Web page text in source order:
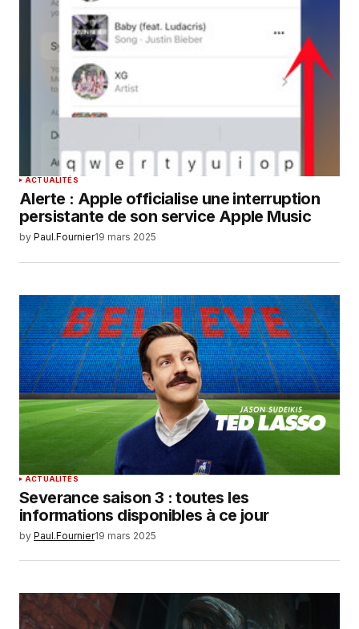
ACTUALITÉS
Alerte : Apple officialise une interruption
persistante de son service Apple Music
by Paul.Fournier19 mars 2025
ACTUALITÉS
Severance saison 3 : toutes les
informations disponibles à ce jour
by Paul.Fournier19 mars 2025